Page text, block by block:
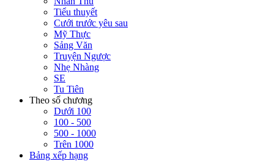
Tiểu thuyết
Cưới trước yêu sau
Mỹ Thực
Sảng Văn
Truyện Ngược
Nhẹ Nhàng
SE
Tu Tiên
Theo số chương
Dưới 100
100 - 500
500 - 1000
Trên 1000
Bảng xếp hạng